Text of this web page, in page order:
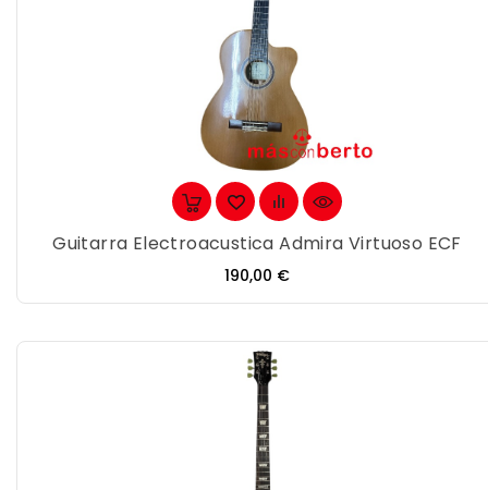
Guitarra Electroacustica Admira Virtuoso ECF
Precio
190,00 €